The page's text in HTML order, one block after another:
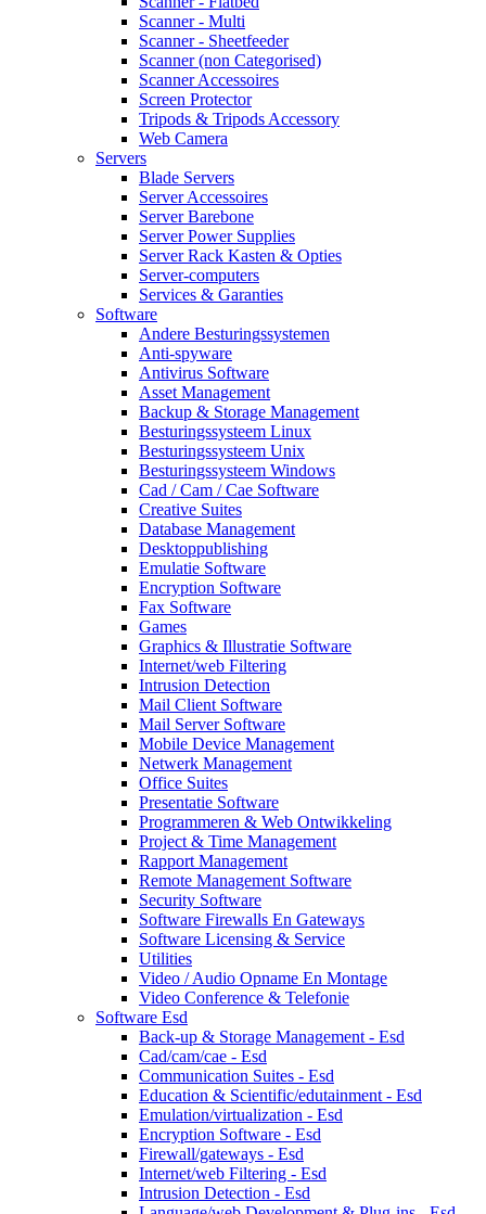
Scanner - Multi
Scanner - Sheetfeeder
Scanner (non Categorised)
Scanner Accessoires
Screen Protector
Tripods & Tripods Accessory
Web Camera
Servers
Blade Servers
Server Accessoires
Server Barebone
Server Power Supplies
Server Rack Kasten & Opties
Server-computers
Services & Garanties
Software
Andere Besturingssystemen
Anti-spyware
Antivirus Software
Asset Management
Backup & Storage Management
Besturingssysteem Linux
Besturingssysteem Unix
Besturingssysteem Windows
Cad / Cam / Cae Software
Creative Suites
Database Management
Desktoppublishing
Emulatie Software
Encryption Software
Fax Software
Games
Graphics & Illustratie Software
Internet/web Filtering
Intrusion Detection
Mail Client Software
Mail Server Software
Mobile Device Management
Netwerk Management
Office Suites
Presentatie Software
Programmeren & Web Ontwikkeling
Project & Time Management
Rapport Management
Remote Management Software
Security Software
Software Firewalls En Gateways
Software Licensing & Service
Utilities
Video / Audio Opname En Montage
Video Conference & Telefonie
Software Esd
Back-up & Storage Management - Esd
Cad/cam/cae - Esd
Communication Suites - Esd
Education & Scientific/edutainment - Esd
Emulation/virtualization - Esd
Encryption Software - Esd
Firewall/gateways - Esd
Internet/web Filtering - Esd
Intrusion Detection - Esd